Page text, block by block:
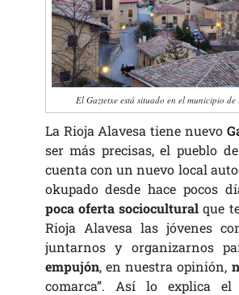
El Gaztetxe está situado en el municipio de
La Rioja Alavesa tiene nuevo
ser más precisas, el pueblo de
cuenta con un nuevo local
okupado desde hace pocos
poca oferta sociocultural que
Rioja Alavesa las jóvenes
juntarnos y organizarnos
empujón, en nuestra opinión,
comarca”. Así lo explica el